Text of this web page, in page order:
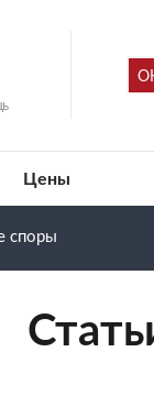
Цены
споры